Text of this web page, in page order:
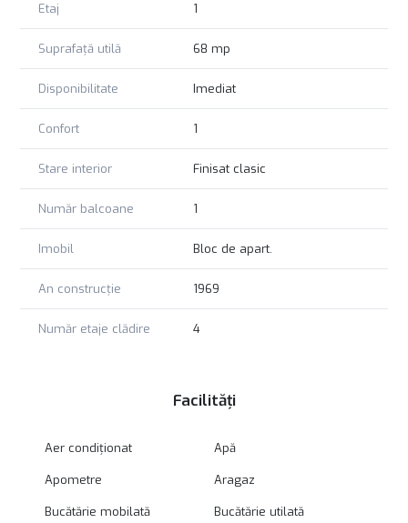
Etaj 1
Suprafață utilă 68 mp
Disponibilitate Imediat
Confort 1
Stare interior Finisat clasic
Număr balcoane 1
Imobil Bloc de apart.
An construcție 1969
Număr etaje clădire 4
Facilități
Aer condiționat Apă
Apometre Aragaz
Bucătărie mobilată Bucătărie utilată